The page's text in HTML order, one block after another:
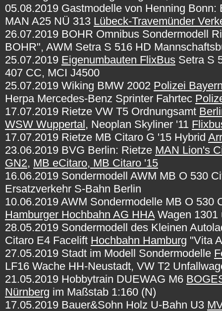
05.08.2019 Gastmodelle von Henning
MAN A25 NÜ 313 Lübeck-Travemünder
26.07.2019 BOHR Omnibus Sondermodell
BOHR", AWM Setra S 516 HD
25.07.2019 Eigenumbauten FlixBus Setra S
407 CC, MCI J4500
25.07.2019 Wiking BMW 2002 Polizei
Herpa Mercedes-Benz Sprinter Fahrtec
17.07.2019 Rietze VW T5 Ordnungsamt
WSW Wuppertal, Neoplan Skyliner '11
17.07.2019 Rietze MB Citaro G '15 Hybrid
23.06.2019 BVG Berlin: Rietze MAN Lion's
GN2, MB eCitaro, MB Citaro '15
16.06.2019 Sondermodell AWM MB O 530
Ersatzverkehr S-Bahn Berlin
10.06.2019 AWM Sondermodelle MB O 530
Hamburger Hochbahn AG HHAWagen 1301
28.05.2019 Sondermodell des Kleinen
Citaro E4 Facelift Hochbahn Hamburg "Vita
27.05.2019 Stadt im Modell Sondermodelle
LF16 Wache HH-Neustadt, VW T2
21.05.2019 Hobbytrain DUEWAG M6
Nürnberg im Maßstab 1:160 (N)
17.05.2019 Bauer&Sohn Holz U-Bahn U3